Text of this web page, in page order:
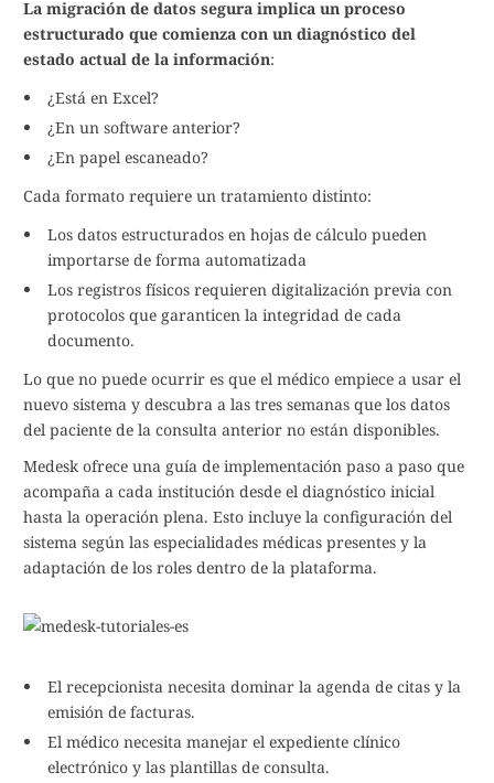
La migración de datos segura implica un proceso
estructurado que comienza con un diagnóstico del
estado actual de la información:
¿Está en Excel?
¿En un software anterior?
¿En papel escaneado?
Cada formato requiere un tratamiento distinto:
Los datos estructurados en hojas de cálculo pueden
importarse de forma automatizada
Los registros físicos requieren digitalización previa con
protocolos que garanticen la integridad de cada
documento.
Lo que no puede ocurrir es que el médico empiece a usar el
nuevo sistema y descubra a las tres semanas que los datos
del paciente de la consulta anterior no están disponibles.
Medesk ofrece una guía de implementación paso a paso que
acompaña a cada institución desde el diagnóstico inicial
hasta la operación plena. Esto incluye la configuración del
sistema según las especialidades médicas presentes y la
adaptación de los roles dentro de la plataforma.
El recepcionista necesita dominar la agenda de citas y la
emisión de facturas.
El médico necesita manejar el expediente clínico
electrónico y las plantillas de consulta.